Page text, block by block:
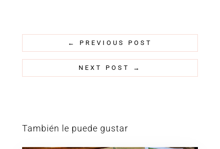
← PREVIOUS POST
NEXT POST →
También le puede gustar